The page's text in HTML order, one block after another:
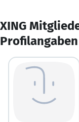
XING
Profilangaben